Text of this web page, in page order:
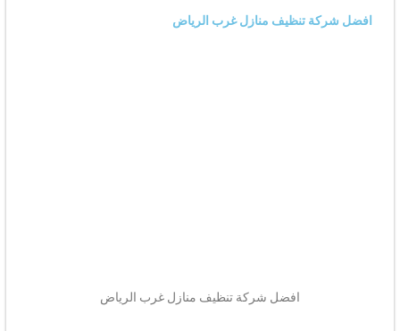
افضل شركة تنظيف منازل غرب الرياض
افضل شركة تنظيف منازل غرب الرياض